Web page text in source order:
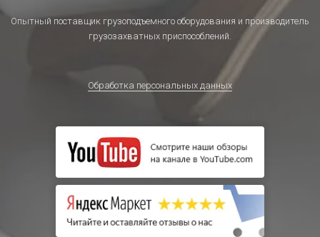
Опытный поставщик грузоподъемного оборудования и производитель
грузозахватных приспособлений.
Обработка персональных данных